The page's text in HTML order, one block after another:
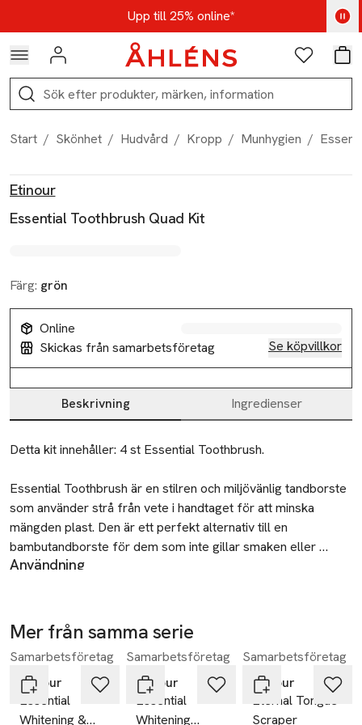
Hoppa till navigationsmenynUpp till 25% online*
Kod: AUG25 - Shoppa nu
Logga in Favoriter
Sök
Start / Skönhet / Hudvård / Kropp / Munhygien /
Etinour
Essential Toothbrush Quad Kit
Färg: grön
Online
Skickas från samarbetsföretag
Se köpvillkor
Beskrivning Ingredienser
Beskrivning
Detta kit innehåller: 4 st Essential Toothbrush.
Essential Toothbrush är en stilren och miljövänlig tandborste
som använder strå från vete i handtaget för att minska
mängden plast. Den är ett perfekt alternativ till en
bambutandborste för dem som inte gillar smaken eller
känslan av en trä-tandborste, och dessutom mer hygienisk.
skonsamt rent tänderna och kommer även åt under
tandköttet. Borsthuvudet är mindre för att lättare komma åt
de bakre tänderna.
Fördelar
Användning
lätt och borsta tänderna med 45 graders vinkel mot
tandköttskanten. Vinkla tandborsten uppåt för övre
tandraden och vinkla nedåt för den nedre tandraden. Rör
borsten med upp- och nedåtgående rörelser i ca 5 sekunder
per tand. Vi rekommenderar att byta ut tandborsten varannan
till var tredje månad.
Mer från samma serie
Hoppa över bildspelet
Samarbetsföretag
Etinour
Essential
Whitening &
Samarbetsföretag
Etinour
Essential
Whitening
Samarbetsföretag
Etinour
Eternal Tongue
Scraper